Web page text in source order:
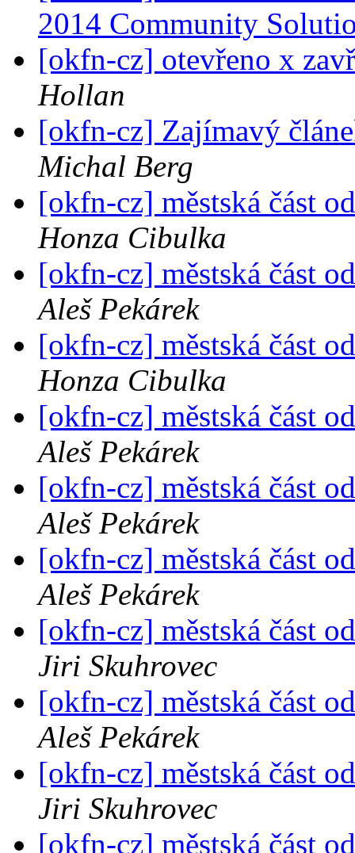
2014 Community
[okfn-cz] otevřeno x
Hollan
[okfn-cz] Zajímavý
Michal Berg
[okfn-cz] městská část
Honza Cibulka
[okfn-cz] městská část
Aleš Pekárek
[okfn-cz] městská část
Honza Cibulka
[okfn-cz] městská část
Aleš Pekárek
[okfn-cz] městská část
Aleš Pekárek
[okfn-cz] městská část
Aleš Pekárek
[okfn-cz] městská část
Jiri Skuhrovec
[okfn-cz] městská část
Aleš Pekárek
[okfn-cz] městská část
Jiri Skuhrovec
[okfn-cz] městská část